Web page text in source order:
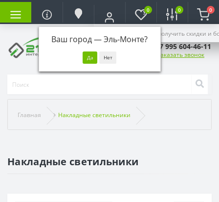
Ваш город —Эль-Монте?
Войдите, чтобы получить скидки и
0 0 0
+7 995 604-46-11
Заказать звонок
Главная Накладные светильники
Накладные светильники